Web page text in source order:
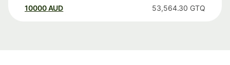
10000 AUD 53,564.30 GTQ